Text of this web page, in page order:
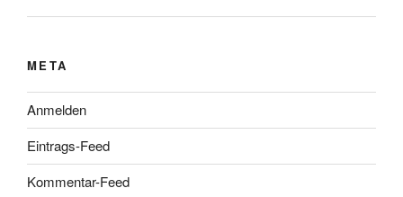
META
Anmelden
Eintrags-Feed
Kommentar-Feed